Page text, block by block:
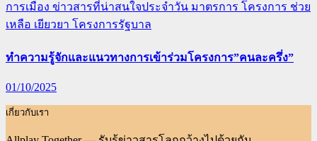
การเมือง ข่าวสารที่น่าสนใจประจำวัน มาตรการ โครงการ ช่วย
เหลือ เยียวยา โครงการรัฐบาล
ทำความรู้จักและแนวทางการเข้าร่วมโครงการ”คนละครึ่ง”
01/10/2025
เกี่ยวกับเรา